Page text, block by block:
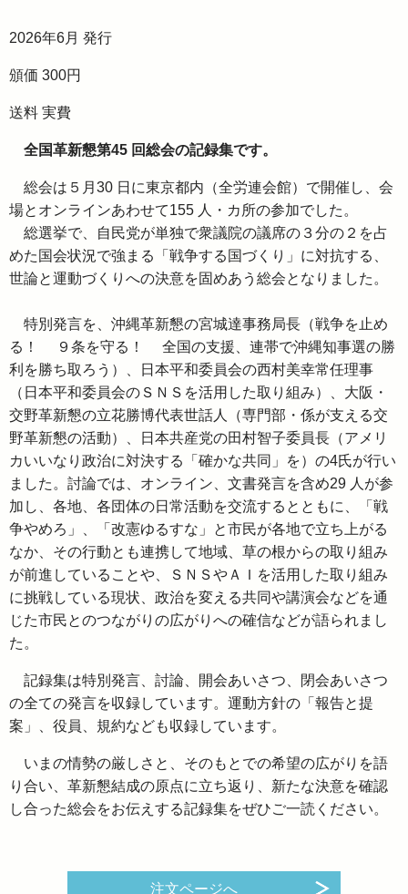
2026年6月 発行
頒価 300円
送料 実費
全国革新懇第45 回総会の記録集です。
総会は５月30 日に東京都内（全労連会館）で開催し、会
場とオンラインあわせて155 人・カ所の参加でした。
総選挙で、自民党が単独で衆議院の議席の３分の２を占
めた国会状況で強まる「戦争する国づくり」に対抗する、
世論と運動づくりへの決意を固めあう総会となりました。
特別発言を、沖縄革新懇の宮城達事務局長（戦争を止め
る！ ９条を守る！ 全国の支援、連帯で沖縄知事選の勝
利を勝ち取ろう）、日本平和委員会の西村美幸常任理事
（日本平和委員会のＳＮＳを活用した取り組み）、大阪・
交野革新懇の立花勝博代表世話人（専門部・係が支える交
野革新懇の活動）、日本共産党の田村智子委員長（アメリ
カいいなり政治に対決する「確かな共同」を）の4氏が行い
ました。討論では、オンライン、文書発言を含め29 人が参
加し、各地、各団体の日常活動を交流するとともに、「戦
争やめろ」、「改憲ゆるすな」と市民が各地で立ち上がる
なか、その行動とも連携して地域、草の根からの取り組み
が前進していることや、ＳＮＳやＡＩを活用した取り組み
に挑戦している現状、政治を変える共同や講演会などを通
じた市民とのつながりの広がりへの確信などが語られまし
た。
記録集は特別発言、討論、開会あいさつ、閉会あいさつ
の全ての発言を収録しています。運動方針の「報告と提
案」、役員、規約なども収録しています。
いまの情勢の厳しさと、そのもとでの希望の広がりを語
り合い、革新懇結成の原点に立ち返り、新たな決意を確認
し合った総会をお伝えする記録集をぜひご一読ください。
注文ページへ